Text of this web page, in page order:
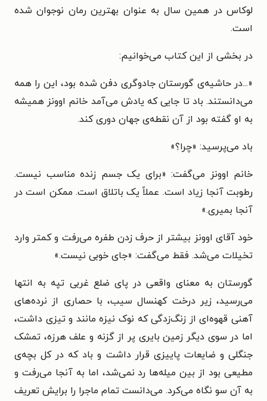
لوکاس در همین سال به عنوان بهترین رمان نوجوان شده
است.
در بخشی از این کتاب می‌خوانیم:
«...در حاشیه‌ی گورستان جادوگری دفن شده بود، این را همه
می‌دانستند. باد تا جایی که یادش می‌آمد خانم اوونز همیشه
به او گفته بود از آن نقطه‌ی جهان دوری کند.
باد می‌پرسید: «چرا؟»
خانم اوونز می‌گفت: «برای یک جسم زنده مناسب نیست.
رطوبت آنجا زیاد است. عملاً یک باتلاق است. ممکن است در
آنجا بمیری.»
خود آقای اوونز بیشتر از حرف زدن طفره می‌رفت و کمتر وارد
تخیلات می‌شد. فقط می‌گفت: «جای خوبی نیست.»
گورستان به معنای واقعی در پای ضلع غربی تپه به انتها
می‌رسید، زیر درخت کهنسال سیب، با حصاری از نرده‌های
آهنی قهوه‌ای از زنگ‌زدگی که نوک نیزه مانند و تیزی داشت،
اما در سوی دیگر زمین بایری پر از گزنه و علف هرزه، تمشک
جنگلی و ضایعات پاییزی قرار داشت و باد که در کل بچه‌ی
مطیعی بود از بین میله‌ها رد نمی‌شد، اما به آنجا می‌رفت و
به آن سو نگاه می‌کرد. می‌دانست تمام ماجرا را برایش تعریف